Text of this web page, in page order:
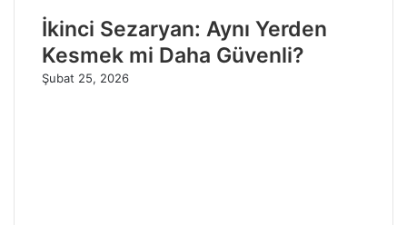
İkinci Sezaryan: Aynı Yerden
Kesmek mi Daha Güvenli?
Şubat 25, 2026